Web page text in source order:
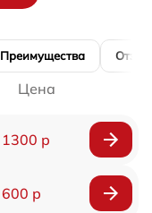
Преимущества
Цена
1300 р
600 р